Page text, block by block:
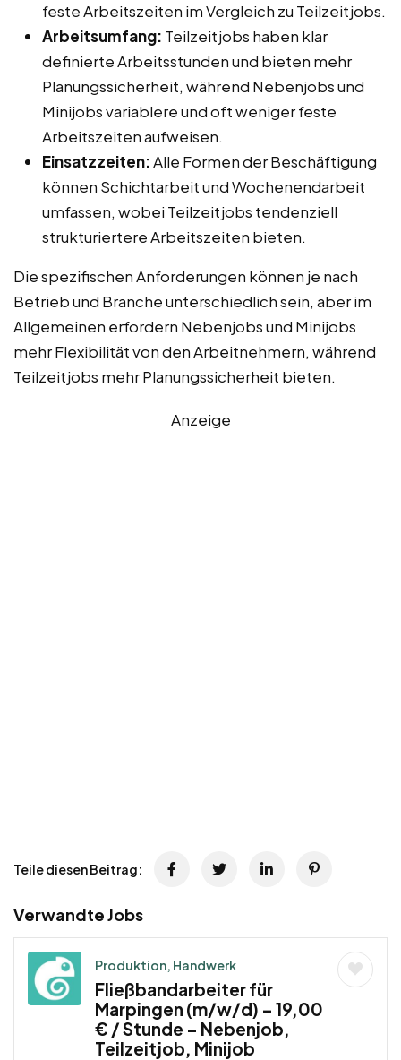
feste Arbeitszeiten im Vergleich zu Teilzeitjobs.
Arbeitsumfang: Teilzeitjobs haben klar
definierte Arbeitsstunden und bieten mehr
Planungssicherheit, während Nebenjobs und
Minijobs variablere und oft weniger feste
Arbeitszeiten aufweisen.
Einsatzzeiten:Alle Formen der Beschäftigung
können Schichtarbeit und Wochenendarbeit
umfassen, wobei Teilzeitjobs tendenziell
strukturiertere Arbeitszeiten bieten.
Die spezifischen Anforderungen können je nach
Betrieb und Branche unterschiedlich sein, aber im
Allgemeinen erfordern Nebenjobs und Minijobs
mehr Flexibilität von den Arbeitnehmern, während
Teilzeitjobs mehr Planungssicherheit bieten.
Anzeige
Teile diesen Beitrag:
Verwandte Jobs
Produktion, Handwerk
Fließbandarbeiter für
Marpingen (m/w/d) – 19,00
€ / Stunde – Nebenjob,
Teilzeitjob, Minijob